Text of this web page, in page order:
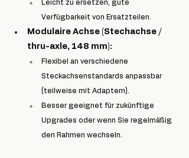
Leicht zu ersetzen, gute
Verfügbarkeit von Ersatzteilen.
Modulaire Achse (Stechachse /
thru-axle, 148 mm):
Flexibel an verschiedene
Steckachsenstandards anpassbar
(teilweise mit Adaptern).
Besser geeignet für zukünftige
Upgrades oder wenn Sie regelmäßig
den Rahmen wechseln.